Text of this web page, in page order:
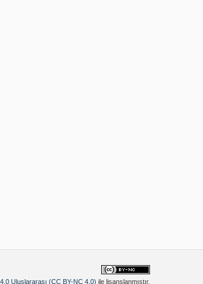
Uluslararası (CC BY-NC 4.0) ile lisanslanmıştır.